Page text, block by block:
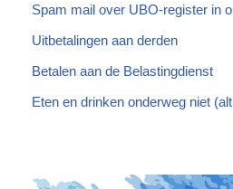
Spam mail over UBO-register in
Uitbetalingen aan derden
Betalen aan de Belastingdienst
Eten en drinken onderweg niet